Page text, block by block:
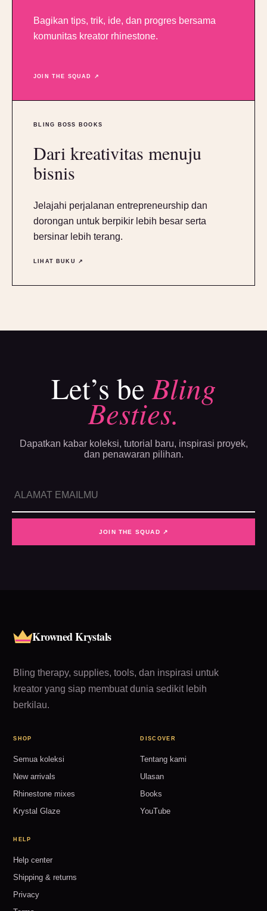
Bagikan tips, trik, ide, dan progres bersama
komunitas kreator rhinestone.
JOIN THE SQUAD ↗
BLING BOSS BOOKS
Dari kreativitas menuju
bisnis
Jelajahi perjalanan entrepreneurship dan
dorongan untuk berpikir lebih besar serta
bersinar lebih terang.
LIHAT BUKU ↗
Let’s beBling
Besties.
Dapatkan kabar koleksi, tutorial baru, inspirasi proyek,
dan penawaran pilihan.
JOIN THE SQUAD ↗
Krowned Krystals
Bling therapy, supplies, tools, dan inspirasi untuk
kreator yang siap membuat dunia sedikit lebih
berkilau.
SHOP
Semua koleksi
New arrivals
Rhinestone mixes
Krystal Glaze
DISCOVER
Tentang kami
Ulasan
Books
YouTube
HELP
Help center
Shipping & returns
Privacy